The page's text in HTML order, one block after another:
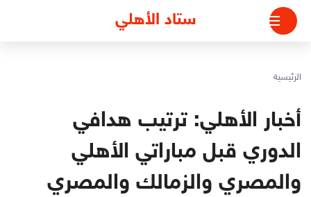
التجاوز
المحتوى
ستاد الأهلي
الرئيسية
أخبار الأهلي: ترتيب هدافي
الدوري قبل مباراتي الأهلي
والمصري والزمالك والمصري